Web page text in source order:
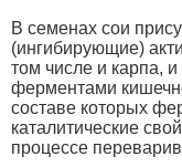
В семенах сои
(ингибирующие)
том числе и карпа,
ферментами
составе которых
каталитические
процессе